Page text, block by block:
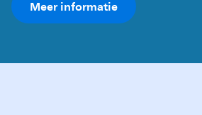
Meer informatie